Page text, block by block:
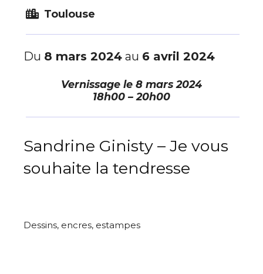
Toulouse
Du 8 mars 2024 au 6 avril 2024
Vernissage le 8 mars 2024
18h00 – 20h00
Sandrine Ginisty – Je vous
souhaite la tendresse
Dessins, encres, estampes